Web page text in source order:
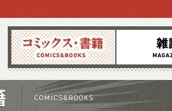
コミックス 雑誌